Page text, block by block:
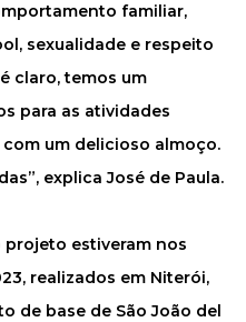
familiar,
sexualidade e respeito
claro, temos um
para as atividades
um delicioso almoço.
explica José de Paula.
estiveram nos
realizados em Niterói,
de base de São João del